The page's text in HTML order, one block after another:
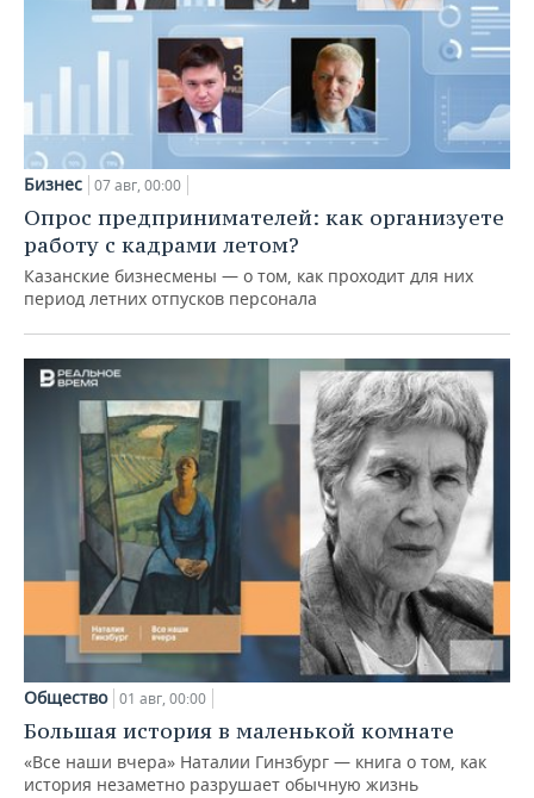
Бизнес 07 авг, 00:00
Опрос предпринимателей: как организуете
работу с кадрами летом?
Казанские бизнесмены — о том, как проходит для них
период летних отпусков персонала
Общество 01 авг, 00:00
Большая история в маленькой комнате
«Все наши вчера» Наталии Гинзбург — книга о том, как
история незаметно разрушает обычную жизнь